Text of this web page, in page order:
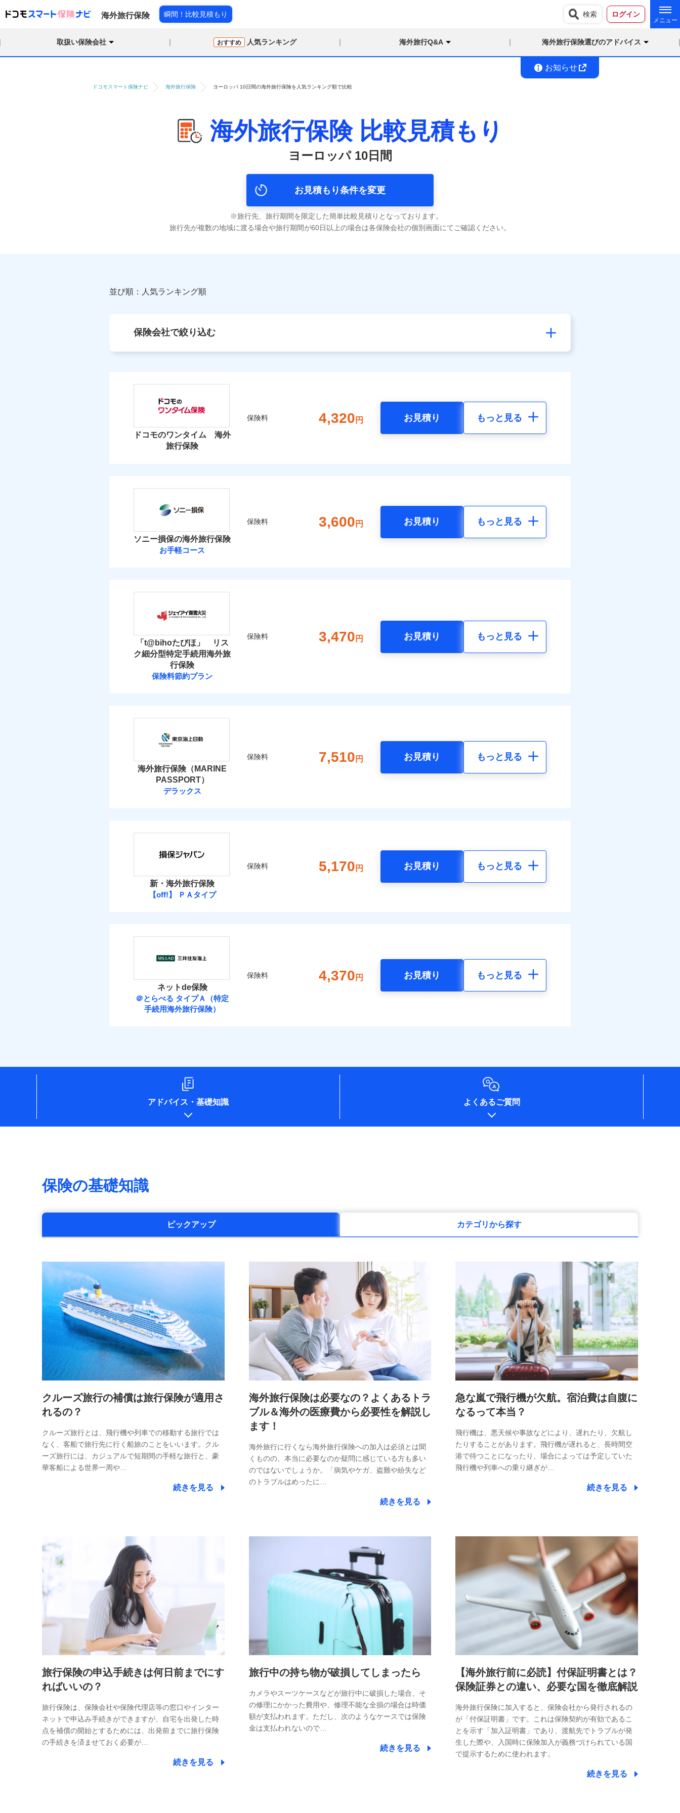
海外旅行保険 瞬間！比較見積もり 検索 ログイン
取扱い保険会社 おすすめ 人気ランキング 海外旅行Q&A 海外旅行保険選びのアドバイス
お知らせ
ドコモスマート保険ナビ 海外旅行保険 ヨーロッパ 10日間の海外旅行保険を人気ランキング順で比較
海外旅行保険 比較見積もり
ヨーロッパ 10日間
お見積もり条件を変更
旅行先、旅行期間を限定した簡単比較見積りとなっております。
旅行先が複数の地域に渡る場合や旅行期間が60日以上の場合は各保険会社の個別画面にてご確認ください。
並び順：人気ランキング順
保険会社で絞り込む
ドコモのワンタイム 海外
旅行保険
保険料 4,320 円 お見積り もっと見る
ソニー損保の海外旅行保険
お手軽コース
保険料 3,600 円 お見積り もっと見る
「t@bihoたびほ」 リス
ク細分型特定手続用海外旅
行保険
保険料節約プラン
保険料 3,470 円 お見積り もっと見る
海外旅行保険（MARINE
PASSPORT）
デラックス
保険料 7,510 円 お見積り もっと見る
新・海外旅行保険
【off!】 ＰＡタイプ
保険料 5,170 円 お見積り もっと見る
ネットde保険
＠とらべる タイプＡ（特定
手続用海外旅行保険）
保険料 4,370 円 お見積り もっと見る
アドバイス ・ 基礎知識 よくあるご質問
保険の基礎知識
ピックアップ カテゴリから探す
クルーズ旅行の補償は旅行保険が適用さ
れるの？
クルーズ旅行とは、飛行機や列車での移動する旅行では
なく、客船で旅行先に行く船旅のことをいいます。クル
ーズ旅行には、カジュアルで短期間の手軽な旅行と、豪
華客船による世界一周や…
続きを見る
海外旅行保険は必要なの？よくあるトラ
ブル＆海外の医療費から必要性を解説し
ます！
海外旅行に行くなら海外旅行保険への加入は必須とは聞
くものの、本当に必要なのか疑問に感じている方も多い
のではないでしょうか。「病気やケガ、盗難や紛失など
のトラブルはめったに…
続きを見る
急な嵐で飛行機が欠航。宿泊費は自腹に
なるって本当？
飛行機は、悪天候や事故などにより、遅れたり、欠航し
たりすることがあります。飛行機が遅れると、長時間空
港で待つことになったり、場合によっては予定していた
飛行機や列車への乗り継ぎが…
続きを見る
旅行保険の申込手続きは何日前までにす
ればいいの？
旅行保険は、保険会社や保険代理店等の窓口やインター
ネットで申込み手続きができますが、自宅を出発した時
点を補償の開始とするためには、出発前までに旅行保険
の手続きを済ませておく必要が…
続きを見る
旅行中の持ち物が破損してしまったら
カメラやスーツケースなどが旅行中に破損した場合、そ
の修理にかかった費用や、修理不能な全損の場合は時価
額が支払われます。ただし、次のようなケースでは保険
金は支払われないので…
続きを見る
【海外旅行前に必読】付保証明書とは？
保険証券との違い、必要な国を徹底解説
海外旅行保険に加入すると、保険会社から発行されるの
が「付保証明書」です。これは保険契約が有効であるこ
とを示す「加入証明書」であり、渡航先でトラブルが発
生した際や、入国時に保険加入が義務づけられている国
で提示するために使われます。
続きを見る